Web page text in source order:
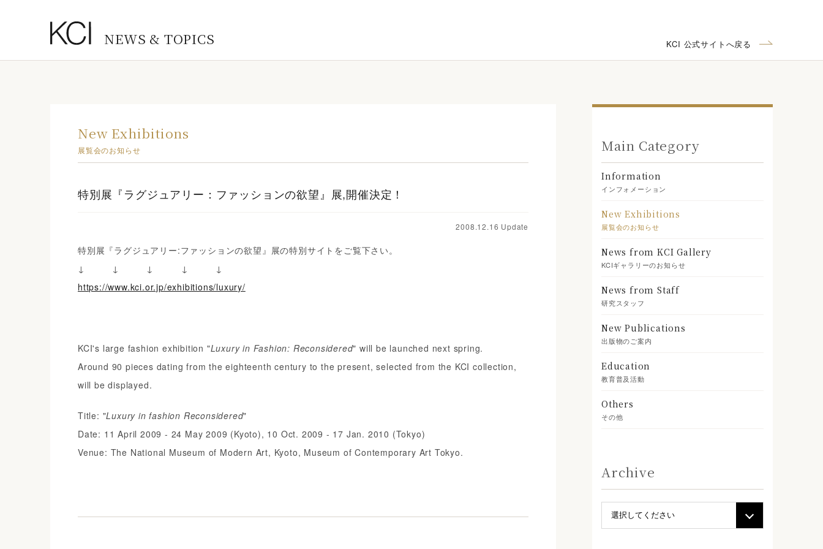
NEWS & TOPICS KCI 公式サイトへ戻る
New Exhibitions
展覧会のお知らせ
特別展『ラグジュアリー：ファッションの欲望』展,開催決定！
2008.12.16 Update
特別展『ラグジュアリー:ファッションの欲望』展の特別サイトをご覧下さい。
↓ ↓ ↓ ↓ ↓
https://www.kci.or.jp/exhibitions/luxury/
KCI's large fashion exhibition "Luxury in Fashion: Reconsidered" will be launched next spring.
Around 90 pieces dating from the eighteenth century to the present, selected from the KCI collection,
will be displayed.
Title: "Luxury in fashion Reconsidered"
Date: 11 April 2009 - 24 May 2009 (Kyoto), 10 Oct. 2009 - 17 Jan. 2010 (Tokyo)
Venue: The National Museum of Modern Art, Kyoto, Museum of Contemporary Art Tokyo.
Main Category
Information
インフォメーション
New Exhibitions
展覧会のお知らせ
News from KCI Gallery
KCIギャラリーのお知らせ
News from Staff
研究スタッフ
New Publications
出版物のご案内
Education
教育普及活動
Others
その他
Archive